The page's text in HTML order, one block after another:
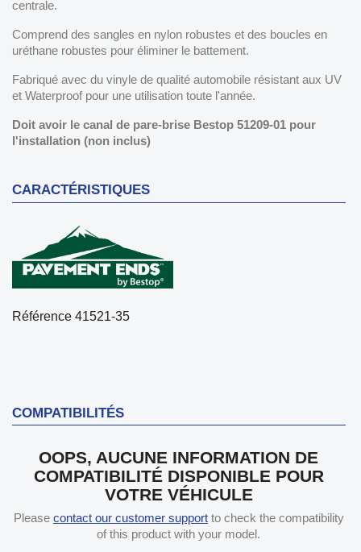
centrale.
Comprend des sangles en nylon robustes et des boucles en
uréthane robustes pour éliminer le battement.
Fabriqué avec du vinyle de qualité automobile résistant aux UV
et Waterproof pour une utilisation toute l'année.
Doit avoir le canal de pare-brise Bestop 51209-01 pour
l'installation (non inclus)
CARACTÉRISTIQUES
Référence 41521-35
COMPATIBILITÉS
OOPS, AUCUNE INFORMATION DE
COMPATIBILITÉ DISPONIBLE POUR
VOTRE VÉHICULE
Please contact our customer supportto check the compatibility
of this product with your model.